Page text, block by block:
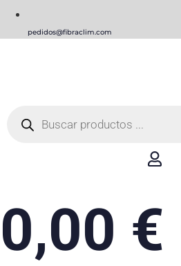
pedidos@fibraclim.com
productos
0,00 €